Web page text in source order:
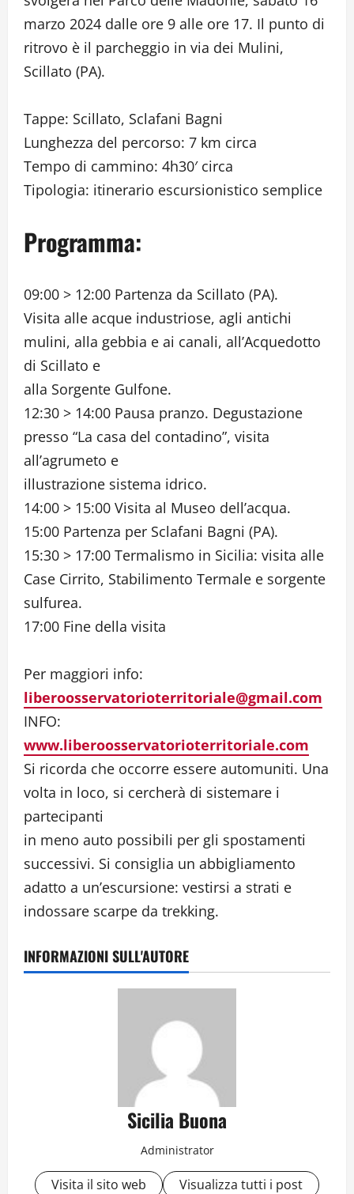
marzo 2024 dalle ore 9 alle ore 17. Il punto di
ritrovo è il parcheggio in via dei Mulini,
Scillato (PA).
Tappe: Scillato, Sclafani Bagni
Lunghezza del percorso: 7 km circa
Tempo di cammino: 4h30′ circa
Tipologia: itinerario escursionistico semplice
Programma:
09:00 > 12:00 Partenza da Scillato (PA).
Visita alle acque industriose, agli antichi
mulini, alla gebbia e ai canali, all’Acquedotto
di Scillato e
alla Sorgente Gulfone.
12:30 > 14:00 Pausa pranzo. Degustazione
presso “La casa del contadino”, visita
all’agrumeto e
illustrazione sistema idrico.
14:00 > 15:00 Visita al Museo dell’acqua.
15:00 Partenza per Sclafani Bagni (PA).
15:30 > 17:00 Termalismo in Sicilia: visita alle
Case Cirrito, Stabilimento Termale e sorgente
sulfurea.
17:00 Fine della visita
Per maggiori info:
liberoosservatorioterritoriale@gmail.com
INFO:
www.liberoosservatorioterritoriale.com
Si ricorda che occorre essere automuniti. Una
volta in loco, si cercherà di sistemare i
partecipanti
in meno auto possibili per gli spostamenti
successivi. Si consiglia un abbigliamento
adatto a un’escursione: vestirsi a strati e
indossare scarpe da trekking.
INFORMAZIONI SULL'AUTORE
Sicilia Buona
Administrator
Visita il sito web Visualizza tutti i post